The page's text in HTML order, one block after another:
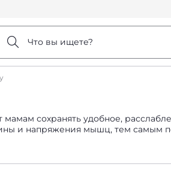
Что вы ищете?
сохранять удобное,
и напряжения мышц, тем самым